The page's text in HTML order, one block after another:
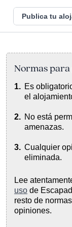
Publica tu
Normas
Es
el
No está
amenazas.
Cualquier
eliminada.
Lee
uso de
resto de
opiniones.